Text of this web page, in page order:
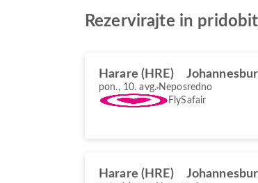
Rezervirajte in
Harare (HRE)
pon., 10. avg. Neposredno
FlySafair
Harare (HRE)